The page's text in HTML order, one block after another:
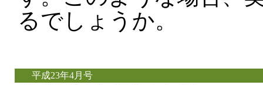
るでしょうか。
平成23年4月号